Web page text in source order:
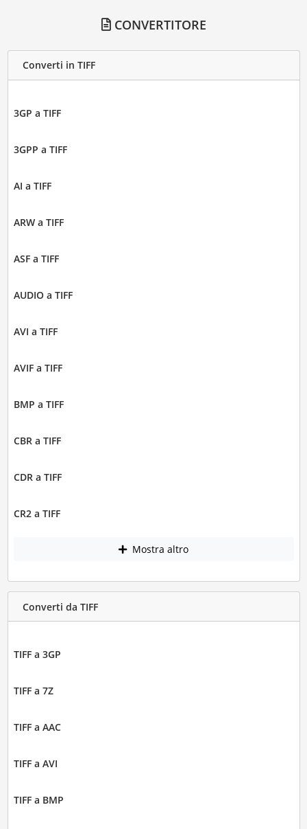
CONVERTITORE
Converti in TIFF
3GP a TIFF
3GPP a TIFF
AI a TIFF
ARW a TIFF
ASF a TIFF
AUDIO a TIFF
AVI a TIFF
AVIF a TIFF
BMP a TIFF
CBR a TIFF
CDR a TIFF
CR2 a TIFF
Mostra altro
Converti da TIFF
TIFF a 3GP
TIFF a 7Z
TIFF a AAC
TIFF a AVI
TIFF a BMP